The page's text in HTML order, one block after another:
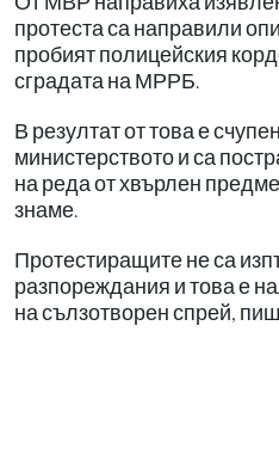
протеста са направили
пробият полицейския
сградата на МРРБ.
В резултат от това е
министерството и са
на реда от хвърлен
знаме.
Протестиращите не са
разпореждания и това е
на сълзотворен спрей,